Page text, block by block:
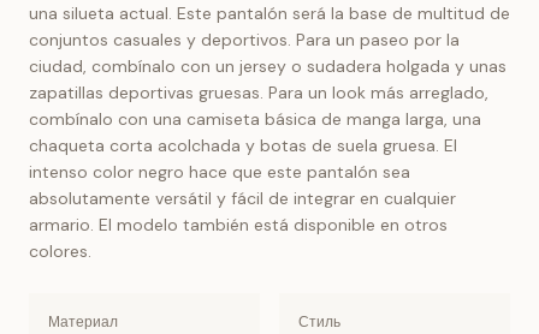
una silueta actual. Este pantalón será la base de multitud de
conjuntos casuales y deportivos. Para un paseo por la
ciudad, combínalo con un jersey o sudadera holgada y unas
zapatillas deportivas gruesas. Para un look más arreglado,
combínalo con una camiseta básica de manga larga, una
chaqueta corta acolchada y botas de suela gruesa. El
intenso color negro hace que este pantalón sea
absolutamente versátil y fácil de integrar en cualquier
armario. El modelo también está disponible en otros
colores.
Материал Стиль